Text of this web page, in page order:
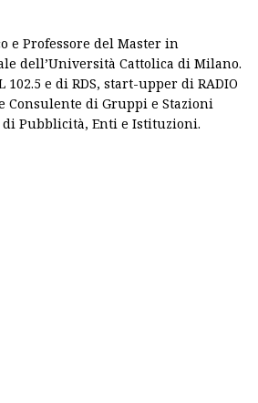
e Professore del Master in
dell’Università Cattolica di Milano.
102.5 e di RDS, start-upper di RADIO
Consulente di Gruppi e Stazioni
di Pubblicità, Enti e Istituzioni.